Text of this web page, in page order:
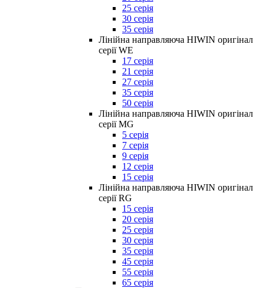
25 серія
30 серія
35 серія
Лінійна направляюча HIWIN оригінал
серії WE
17 серія
21 серія
27 серія
35 серія
50 серія
Лінійна направляюча HIWIN оригінал
серії MG
5 серія
7 серія
9 серія
12 серія
15 серія
Лінійна направляюча HIWIN оригінал
серії RG
15 серія
20 серія
25 серія
30 серія
35 серія
45 серія
55 серія
65 серія